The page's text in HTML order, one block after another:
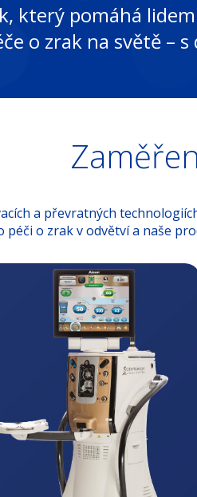
který pomáhá
o zrak na světě –
a převratných
o zrak v odvětví a naše